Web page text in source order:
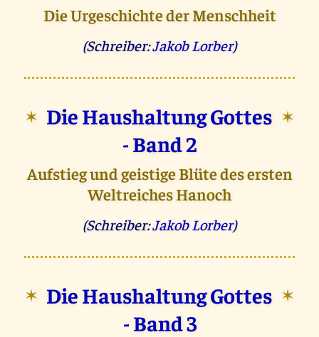
Die Urgeschichte der Menschheit
(Schreiber:Jakob Lorber)
✶ Die Haushaltung Gottes
- Band 2
✶
Aufstieg und geistige Blüte des ersten
Weltreiches Hanoch
(Schreiber:Jakob Lorber)
✶ Die Haushaltung Gottes
- Band 3
✶